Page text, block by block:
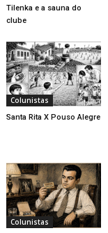
Tilenka e a sauna do
clube
Colunistas
Santa Rita X Pouso Alegre
Colunistas